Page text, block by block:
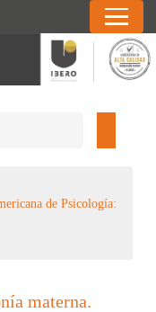
de Psicología:
materna.